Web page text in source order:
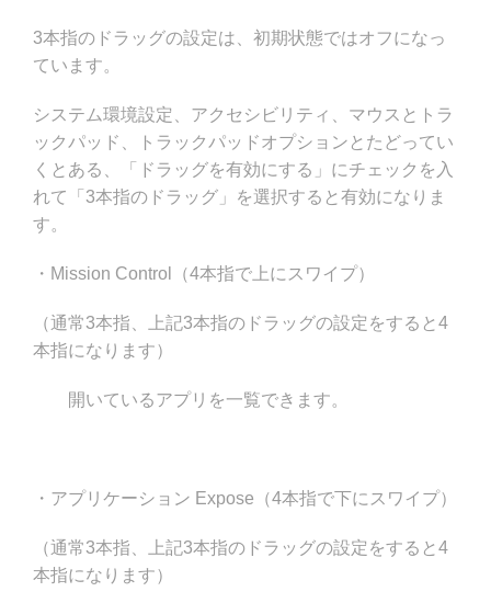
3本指のドラッグの設定は、初期状態ではオフになっ
ています。
システム環境設定、アクセシビリティ、マウスとトラ
ックパッド、トラックパッドオプションとたどってい
くとある、「ドラッグを有効にする」にチェックを入
れて「3本指のドラッグ」を選択すると有効になりま
す。
・Mission Control（4本指で上にスワイプ）
（通常3本指、上記3本指のドラッグの設定をすると4
本指になります）
開いているアプリを一覧できます。
・アプリケーション Expose（4本指で下にスワイプ）
（通常3本指、上記3本指のドラッグの設定をすると4
本指になります）